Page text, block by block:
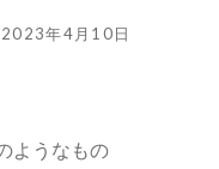
2023年4月10日
ようなもの